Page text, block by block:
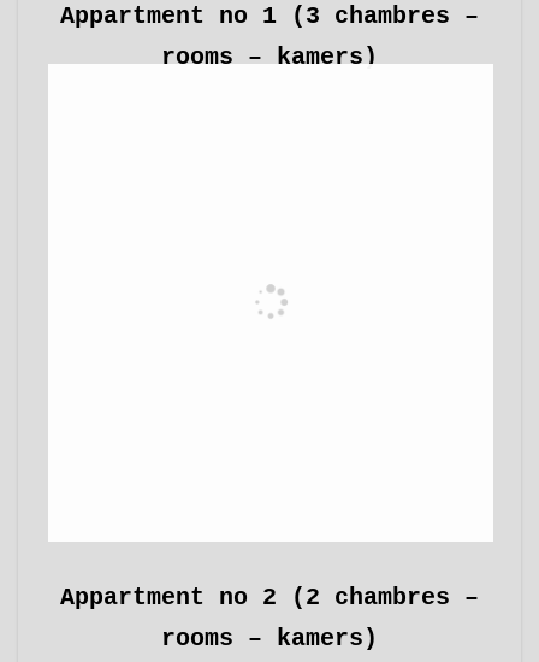
Appartment no 1 (3 chambres –
rooms – kamers)
Appartment no 2 (2 chambres –
rooms – kamers)